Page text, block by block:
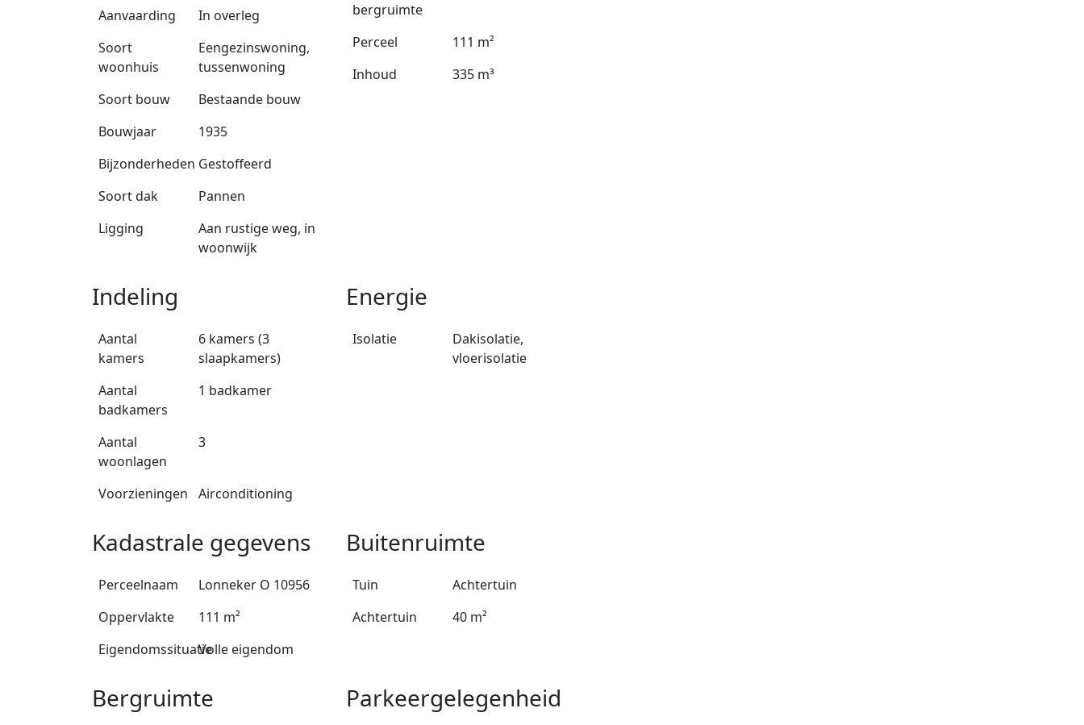
Aanvaarding
In overleg
Soort
woonhuis
Eengezinswoning,
tussenwoning
Soort bouw
Bestaande bouw
Bouwjaar
1935
Bijzonderheden Gestoffeerd
Soort dak
Pannen
Ligging
Aan rustige weg, in
woonwijk
bergruimte
Perceel
111 m²
Inhoud
335 m³
Indeling
Aantal
kamers
6 kamers (3
slaapkamers)
Aantal
badkamers
1 badkamer
Aantal
woonlagen
3
Voorzieningen Airconditioning
Energie
Isolatie
Dakisolatie,
vloerisolatie
Kadastrale gegevens
Perceelnaam
Lonneker O 10956
Oppervlakte
111 m²
EigendomssituatieVolle eigendom
Buitenruimte
Tuin
Achtertuin
Achtertuin
40 m²
Bergruimte Parkeergelegenheid